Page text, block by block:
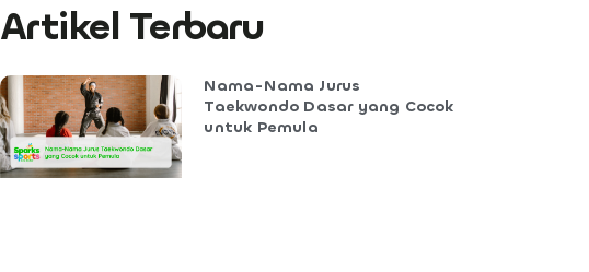
Artikel Terbaru
Nama-Nama Jurus
Taekwondo Dasar yang Cocok
untuk Pemula